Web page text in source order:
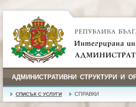
АДМИНИСТРАТИВНИ СТРУКТУРИ И
СПИСЪК С УСЛУГИ СПРАВКИ